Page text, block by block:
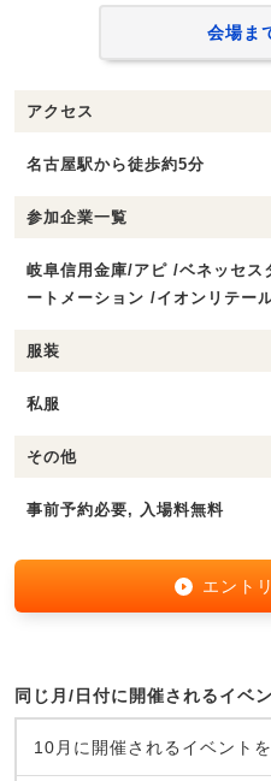
会場ま
アクセス
名古屋駅から徒歩約5分
参加企業一覧
岐阜信用金庫/アピ /ベネッセス
ートメーション /イオンリテー
服装
私服
その他
事前予約必要, 入場料無料
エント
同じ月/日付に開催されるイベ
10月に開催されるイベント